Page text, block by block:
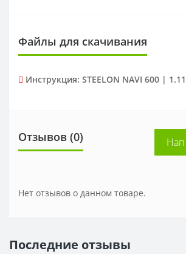
Файлы для скачивания
Инструкция: STEELON NAVI 600 |
Отзывов (0)
Нет отзывов о данном товаре.
Последние отзывы